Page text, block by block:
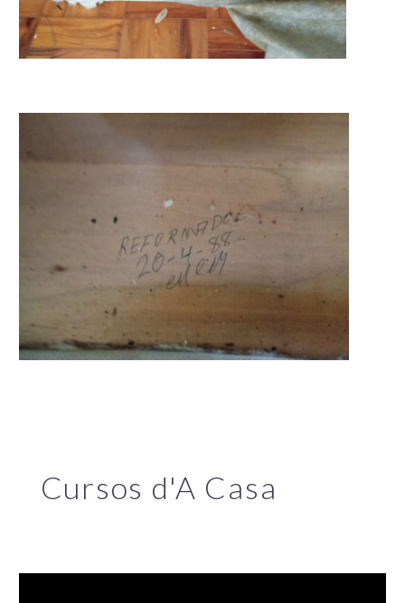
Cursos d'A Casa